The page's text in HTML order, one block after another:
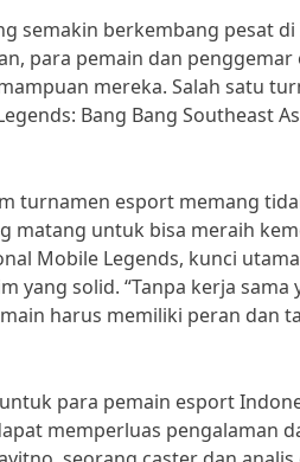
semakin berkembang pesat
para pemain dan penggemar
mereka. Salah satu
Bang Bang Southeast
turnamen esport memang
matang untuk bisa meraih
Mobile Legends, kunci
yang solid. “Tanpa kerja
harus memiliki peran dan
para pemain esport
memperluas pengalaman